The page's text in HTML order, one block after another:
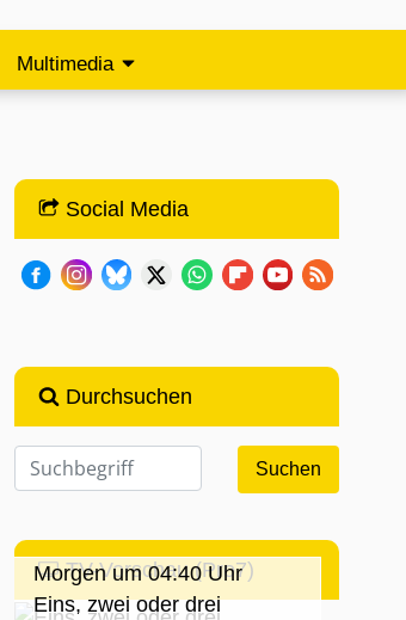
Multimedia
Social Media
Durchsuchen
TV-Vorschau (Pro7)
Morgen um 04:40 Uhr
Eins, zwei oder drei